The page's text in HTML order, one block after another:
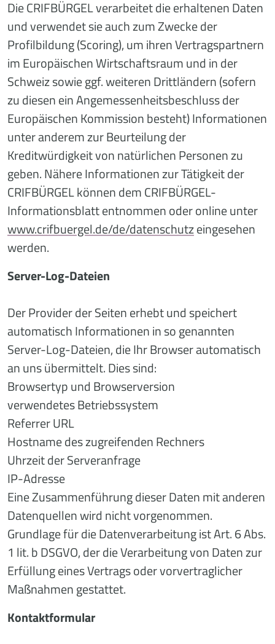
Die CRIFBÜRGEL verarbeitet die erhaltenen Daten
und verwendet sie auch zum Zwecke der
Profilbildung (Scoring), um ihren Vertragspartnern
im Europäischen Wirtschaftsraum und in der
Schweiz sowie ggf. weiteren Drittländern (sofern
zu diesen ein Angemessenheitsbeschluss der
Europäischen Kommission besteht) Informationen
unter anderem zur Beurteilung der
Kreditwürdigkeit von natürlichen Personen zu
geben. Nähere Informationen zur Tätigkeit der
CRIFBÜRGEL können dem CRIFBÜRGEL-
Informationsblatt entnommen oder online unter
www.crifbuergel.de/de/datenschutzeingesehen
werden.
Server-Log-Dateien
Der Provider der Seiten erhebt und speichert
automatisch Informationen in so genannten
Server-Log-Dateien, die Ihr Browser automatisch
an uns übermittelt. Dies sind:
Browsertyp und Browserversion
verwendetes Betriebssystem
Referrer URL
Hostname des zugreifenden Rechners
Uhrzeit der Serveranfrage
IP-Adresse
Eine Zusammenführung dieser Daten mit anderen
Datenquellen wird nicht vorgenommen.
Grundlage für die Datenverarbeitung ist Art. 6 Abs.
1 lit. b DSGVO, der die Verarbeitung von Daten zur
Erfüllung eines Vertrags oder vorvertraglicher
Maßnahmen gestattet.
Kontaktformular